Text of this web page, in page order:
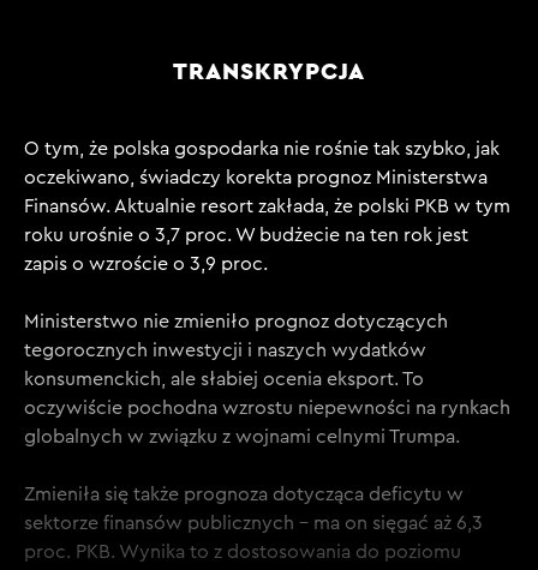
TRANSKRYPCJA
O tym, że polska gospodarka nie rośnie tak szybko, jak
oczekiwano, świadczy korekta prognoz Ministerstwa
Finansów. Aktualnie resort zakłada, że polski PKB w tym
roku urośnie o 3,7 proc. W budżecie na ten rok jest
zapis o wzroście o 3,9 proc.
Ministerstwo nie zmieniło prognoz dotyczących
tegorocznych inwestycji i naszych wydatków
konsumenckich, ale słabiej ocenia eksport. To
oczywiście pochodna wzrostu niepewności na rynkach
globalnych w związku z wojnami celnymi Trumpa.
Zmieniła się także prognoza dotycząca deficytu w
sektorze finansów publicznych – ma on sięgać aż 6,3
proc. PKB. Wynika to z dostosowania do poziomu